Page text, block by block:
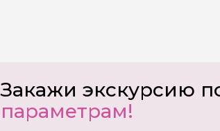
Закажи экскурсию
параметрам!